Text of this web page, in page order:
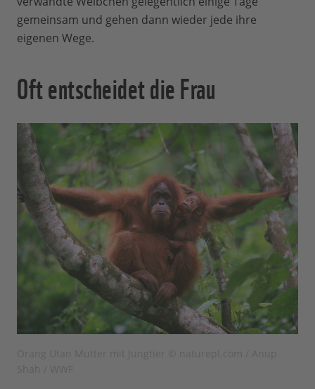
gemeinsam und gehen dann wieder jede ihre
eigenen Wege.
Oft entscheidet die Frau